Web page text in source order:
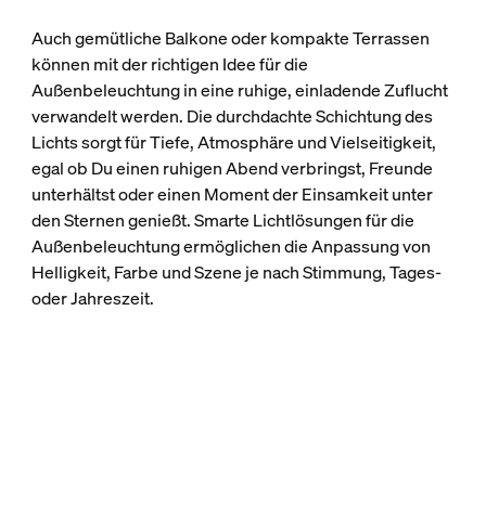
Auch gemütliche Balkone oder kompakte Terrassen
können mit der richtigen Idee für die
Außenbeleuchtung in eine ruhige, einladende Zuflucht
verwandelt werden. Die durchdachte Schichtung des
Lichts sorgt für Tiefe, Atmosphäre und Vielseitigkeit,
egal ob Du einen ruhigen Abend verbringst, Freunde
unterhältst oder einen Moment der Einsamkeit unter
den Sternen genießt. Smarte Lichtlösungen für die
Außenbeleuchtung ermöglichen die Anpassung von
Helligkeit, Farbe und Szene je nach Stimmung, Tages-
oder Jahreszeit.